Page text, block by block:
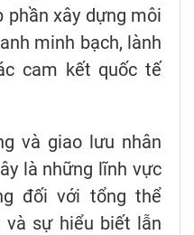
phần xây dựng môi
minh bạch, lành
cam kết quốc tế
và giao lưu nhân
là những lĩnh vực
đối với tổng thể
và sự hiểu biết lẫn